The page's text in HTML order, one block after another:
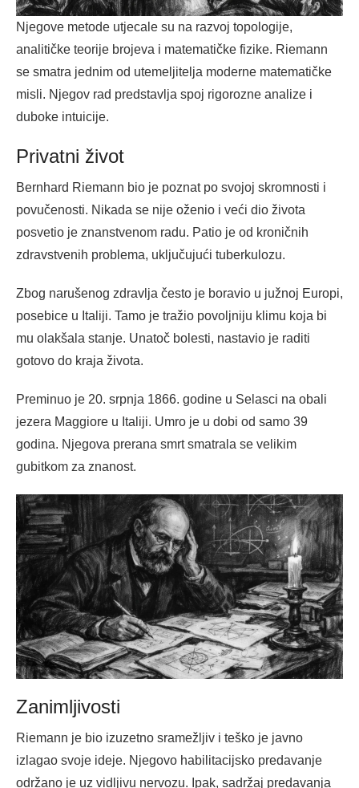
Njegove metode utjecale su na razvoj topologije,
analitičke teorije brojeva i matematičke fizike. Riemann
se smatra jednim od utemeljitelja moderne matematičke
misli. Njegov rad predstavlja spoj rigorozne analize i
duboke intuicije.
Privatni život
Bernhard Riemann bio je poznat po svojoj skromnosti i
povučenosti. Nikada se nije oženio i veći dio života
posvetio je znanstvenom radu. Patio je od kroničnih
zdravstvenih problema, uključujući tuberkulozu.
Zbog narušenog zdravlja često je boravio u južnoj Europi,
posebice u Italiji. Tamo je tražio povoljniju klimu koja bi
mu olakšala stanje. Unatoč bolesti, nastavio je raditi
gotovo do kraja života.
Preminuo je 20. srpnja 1866. godine u Selasci na obali
jezera Maggiore u Italiji. Umro je u dobi od samo 39
godina. Njegova prerana smrt smatrala se velikim
gubitkom za znanost.
Zanimljivosti
Riemann je bio izuzetno sramežljiv i teško je javno
izlagao svoje ideje. Njegovo habilitacijsko predavanje
održano je uz vidljivu nervozu. Ipak, sadržaj predavanja